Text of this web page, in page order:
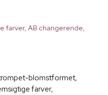
farver, AB changerende,
blomstformet,
farver,